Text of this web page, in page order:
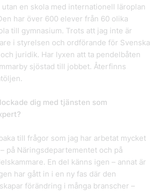
en skola med internationell läroplan
har över 600 elever från 60 olika
till gymnasium. Trots att jag inte är
i styrelsen och ordförande för Svenska
juridik. Har lyxen att ta pendelbåten
sjöstad till jobbet. Återfinns
dig med tjänsten som
till frågor som jag har arbetat mycket
på Näringsdepartementet och på
En del känns igen – annat är
har gått in i en ny fas där den
förändring i många branscher –